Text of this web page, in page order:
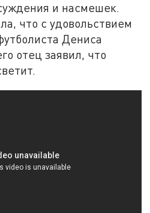
и насмешек.
что с удовольствием
Дениса
отец заявил, что